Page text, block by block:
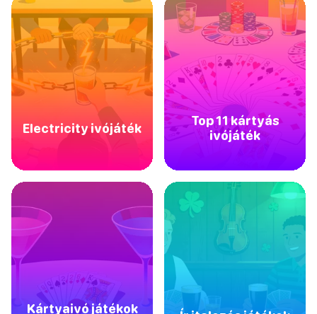
Electricity ivójáték
Top 11 kártyás
ivójáték
Kártyaivó játékok